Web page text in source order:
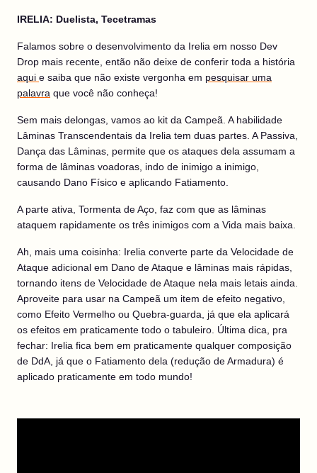
IRELIA: Duelista, Tecetramas
Falamos sobre o desenvolvimento da Irelia em nosso Dev
Drop mais recente, então não deixe de conferir toda a história
aqui e saiba que não existe vergonha em pesquisar uma
palavra que você não conheça!
Sem mais delongas, vamos ao kit da Campeã. A habilidade
Lâminas Transcendentais da Irelia tem duas partes. A Passiva,
Dança das Lâminas, permite que os ataques dela assumam a
forma de lâminas voadoras, indo de inimigo a inimigo,
causando Dano Físico e aplicando Fatiamento.
A parte ativa, Tormenta de Aço, faz com que as lâminas
ataquem rapidamente os três inimigos com a Vida mais baixa.
Ah, mais uma coisinha: Irelia converte parte da Velocidade de
Ataque adicional em Dano de Ataque e lâminas mais rápidas,
tornando itens de Velocidade de Ataque nela mais letais ainda.
Aproveite para usar na Campeã um item de efeito negativo,
como Efeito Vermelho ou Quebra-guarda, já que ela aplicará
os efeitos em praticamente todo o tabuleiro. Última dica, pra
fechar: Irelia fica bem em praticamente qualquer composição
de DdA, já que o Fatiamento dela (redução de Armadura) é
aplicado praticamente em todo mundo!